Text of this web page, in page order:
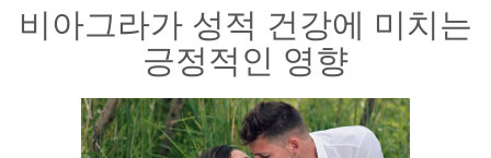
비아그라가 성적 건강에 미치는
긍정적인 영향